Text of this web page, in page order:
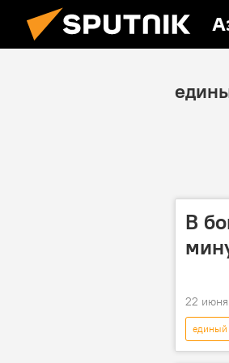
В
22
единый